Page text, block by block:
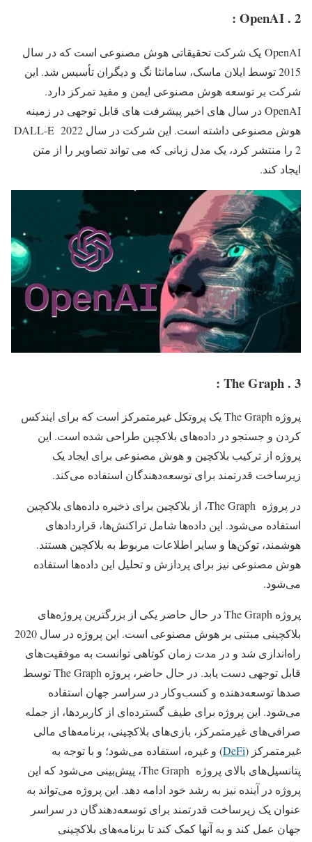
2 . OpenAI :
OpenAI یک شرکت تحقیقاتی هوش مصنوعی است که در سال
2015 توسط ایلان ماسک، سامانثا نگ و دیگران تأسیس شد. این
شرکت بر توسعه هوش مصنوعی ایمن و مفید تمرکز دارد.
OpenAI در سال های اخیر پیشرفت های قابل توجهی در زمینه
هوش مصنوعی داشته است. این شرکت در سال 2022 DALL-E
2 را منتشر کرد، یک مدل زبانی که می تواند تصاویر را از متن
ایجاد کند.
3 . The Graph :
پروژه The Graph یک پروتکل غیرمتمرکز است که برای ایندکس
کردن و جستجو در داده‌های بلاکچین طراحی شده است. این
پروژه از ترکیب بلاکچین و هوش مصنوعی برای ایجاد یک
زیرساخت قدرتمند برای توسعه‌دهندگان استفاده می‌کند.
در پروژه The Graph، از بلاکچین برای ذخیره داده‌های بلاکچین
استفاده می‌شود. این داده‌ها شامل تراکنش‌ها، قراردادهای
هوشمند، توکن‌ها و سایر اطلاعات مربوط به بلاکچین هستند.
هوش مصنوعی نیز برای پردازش و تحلیل این داده‌ها استفاده
می‌شود.
پروژه The Graph در حال حاضر یکی از بزرگترین پروژه‌های
بلاکچینی مبتنی بر هوش مصنوعی است. این پروژه در سال 2020
راه‌اندازی شد و در مدت زمان کوتاهی توانست به موفقیت‌های
قابل توجهی دست یابد. در حال حاضر، پروژه The Graph توسط
صدها توسعه‌دهنده و کسب‌وکار در سراسر جهان استفاده
می‌شود. این پروژه برای طیف گسترده‌ای از کاربردها، از جمله
صرافی‌های غیرمتمرکز، بازی‌های بلاکچینی، برنامه‌های مالی
غیرمتمرکز (DeFi) و غیره، استفاده می‌شود؛ و با توجه به
پتانسیل‌های بالای پروژه The Graph، پیش‌بینی می‌شود که این
پروژه در آینده نیز به رشد خود ادامه دهد. این پروژه می‌تواند به
عنوان یک زیرساخت قدرتمند برای توسعه‌دهندگان در سراسر
جهان عمل کند و به آنها کمک کند تا برنامه‌های بلاکچینی